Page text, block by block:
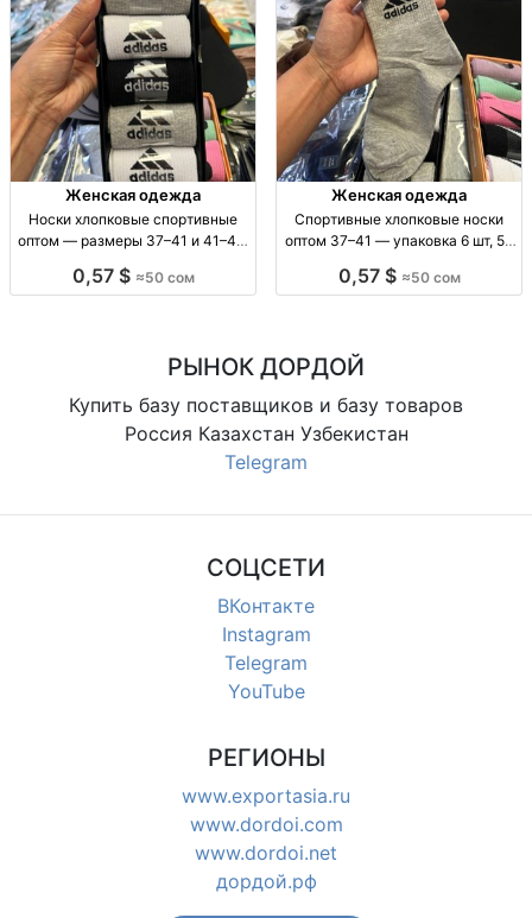
Женская одежда
Носки хлопковые спортивные
оптом — размеры 37–41 и 41–45,
спортивные, для спорта и
0,57 $ ≈50 сом
Женская одежда
Спортивные хлопковые носки
оптом 37–41 — упаковка 6 шт, 50
41, упаковка 6 шт, для повседн. и
0,57 $ ≈50 сом
РЫНОК ДОРДОЙ
Купить базу поставщиков и базу товаров
Россия Казахстан Узбекистан
Telegram
СОЦСЕТИ
ВКонтакте
Instagram
Telegram
YouTube
РЕГИОНЫ
www.exportasia.ru
www.dordoi.com
www.dordoi.net
дордой.рф